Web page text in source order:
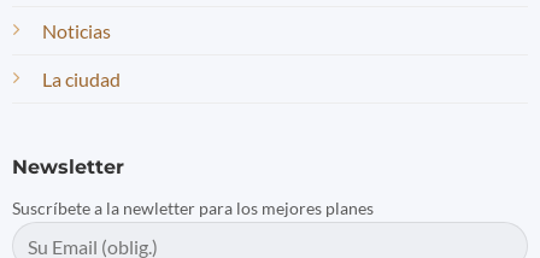
Noticias
La ciudad
Newsletter
Suscríbete a la newletter para los mejores planes